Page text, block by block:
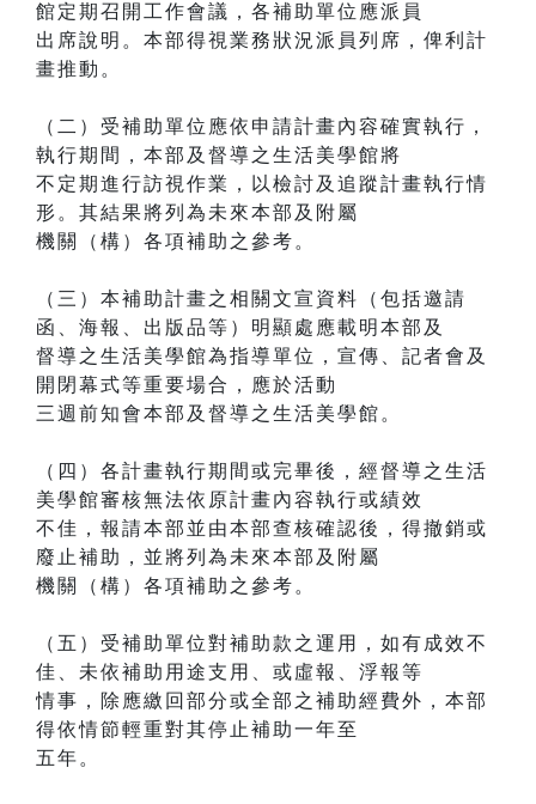
館定期召開工作會議，各補助單位應派員
出席說明。本部得視業務狀況派員列席，俾利計
畫推動。
（二）受補助單位應依申請計畫內容確實執行，
執行期間，本部及督導之生活美學館將
不定期進行訪視作業，以檢討及追蹤計畫執行情
形。其結果將列為未來本部及附屬
機關（構）各項補助之參考。
（三）本補助計畫之相關文宣資料（包括邀請
函、海報、出版品等）明顯處應載明本部及
督導之生活美學館為指導單位，宣傳、記者會及
開閉幕式等重要場合，應於活動
三週前知會本部及督導之生活美學館。
（四）各計畫執行期間或完畢後，經督導之生活
美學館審核無法依原計畫內容執行或績效
不佳，報請本部並由本部查核確認後，得撤銷或
廢止補助，並將列為未來本部及附屬
機關（構）各項補助之參考。
（五）受補助單位對補助款之運用，如有成效不
佳、未依補助用途支用、或虛報、浮報等
情事，除應繳回部分或全部之補助經費外，本部
得依情節輕重對其停止補助一年至
五年。